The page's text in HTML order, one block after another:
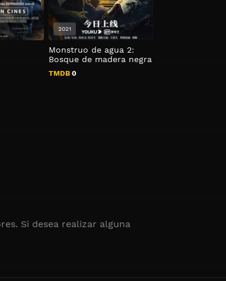
Monstruo de agua 2:
Bosque de madera negra
TMDB0
2021
Si desea realizar alguna